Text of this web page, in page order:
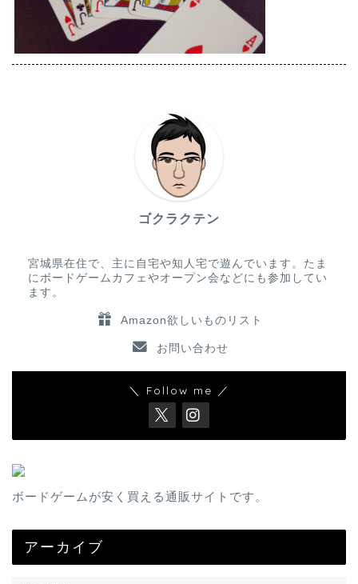
ゴクラクテン
宮城県在住で、主に自宅や知人宅で遊んでいます。たま
にボードゲームカフェやオープン会などにも参加してい
ます。
Amazon欲しいものリスト
お問い合わせ
＼ Follow me ／
ボードゲームが安く買える通販サイトです。
アーカイブ